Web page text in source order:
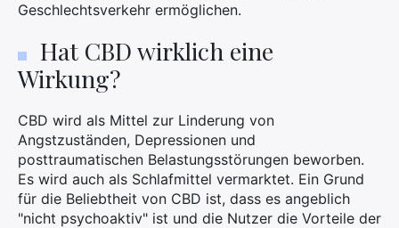
Geschlechtsverkehr ermöglichen.
Hat CBD wirklich eine
Wirkung?
CBD wird als Mittel zur Linderung von
Angstzuständen, Depressionen und
posttraumatischen Belastungsstörungen beworben.
Es wird auch als Schlafmittel vermarktet. Ein Grund
für die Beliebtheit von CBD ist, dass es angeblich
"nicht psychoaktiv" ist und die Nutzer die Vorteile der